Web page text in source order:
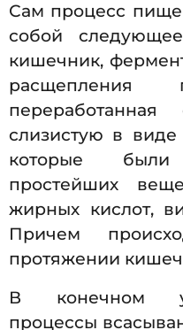
Сам процесс
собой
кишечник,
слизистую в виде
которые
простейших
жирных кислот,
Причем
протяжении
В конечном
процессы